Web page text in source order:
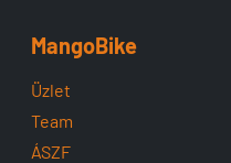
MangoBike
Üzlet
Team
ÁSZF